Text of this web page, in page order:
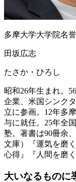
多摩大学大学院名
田坂広志
たさか・ひろし
昭和26年生まれ。
企業、米国シンク
立に参画。12年多
与に就任。25年全
塾。著書は90冊余
文庫）『運気を磨
心得』『人間を磨
大いなるものに